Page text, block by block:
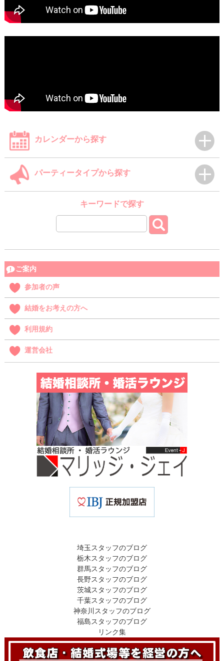
カレンダーから探す
パーティータイプから探す
キーワードで探す
ご案内
参加者の声
結婚をお考えの方へ
利用規約
運営会社
埼玉スタッフのブログ
栃木スタッフのブログ
群馬スタッフのブログ
長野スタッフのブログ
茨城スタッフのブログ
千葉スタッフのブログ
神奈川スタッフのブログ
福島スタッフのブログ
リンク集